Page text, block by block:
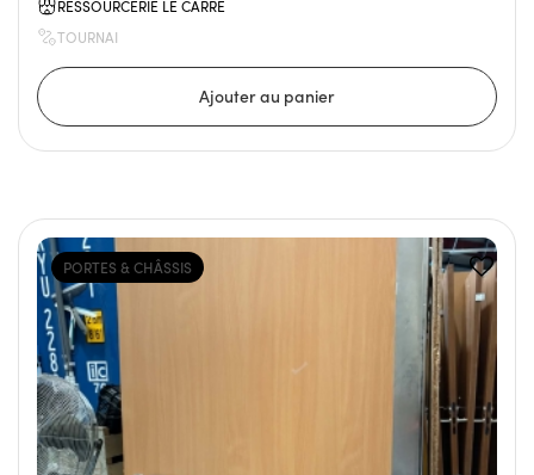
RESSOURCERIE LE CARRÉ
TOURNAI
PORTES & CHÂSSIS